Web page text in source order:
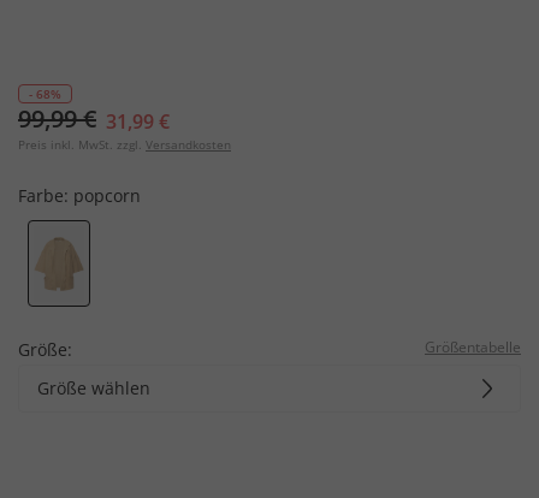
- 68%
99,99 € 31,99 €
Preis inkl. MwSt. zzgl. Versandkosten
Farbe: popcorn
Größe: Größentabelle
Größe wählen